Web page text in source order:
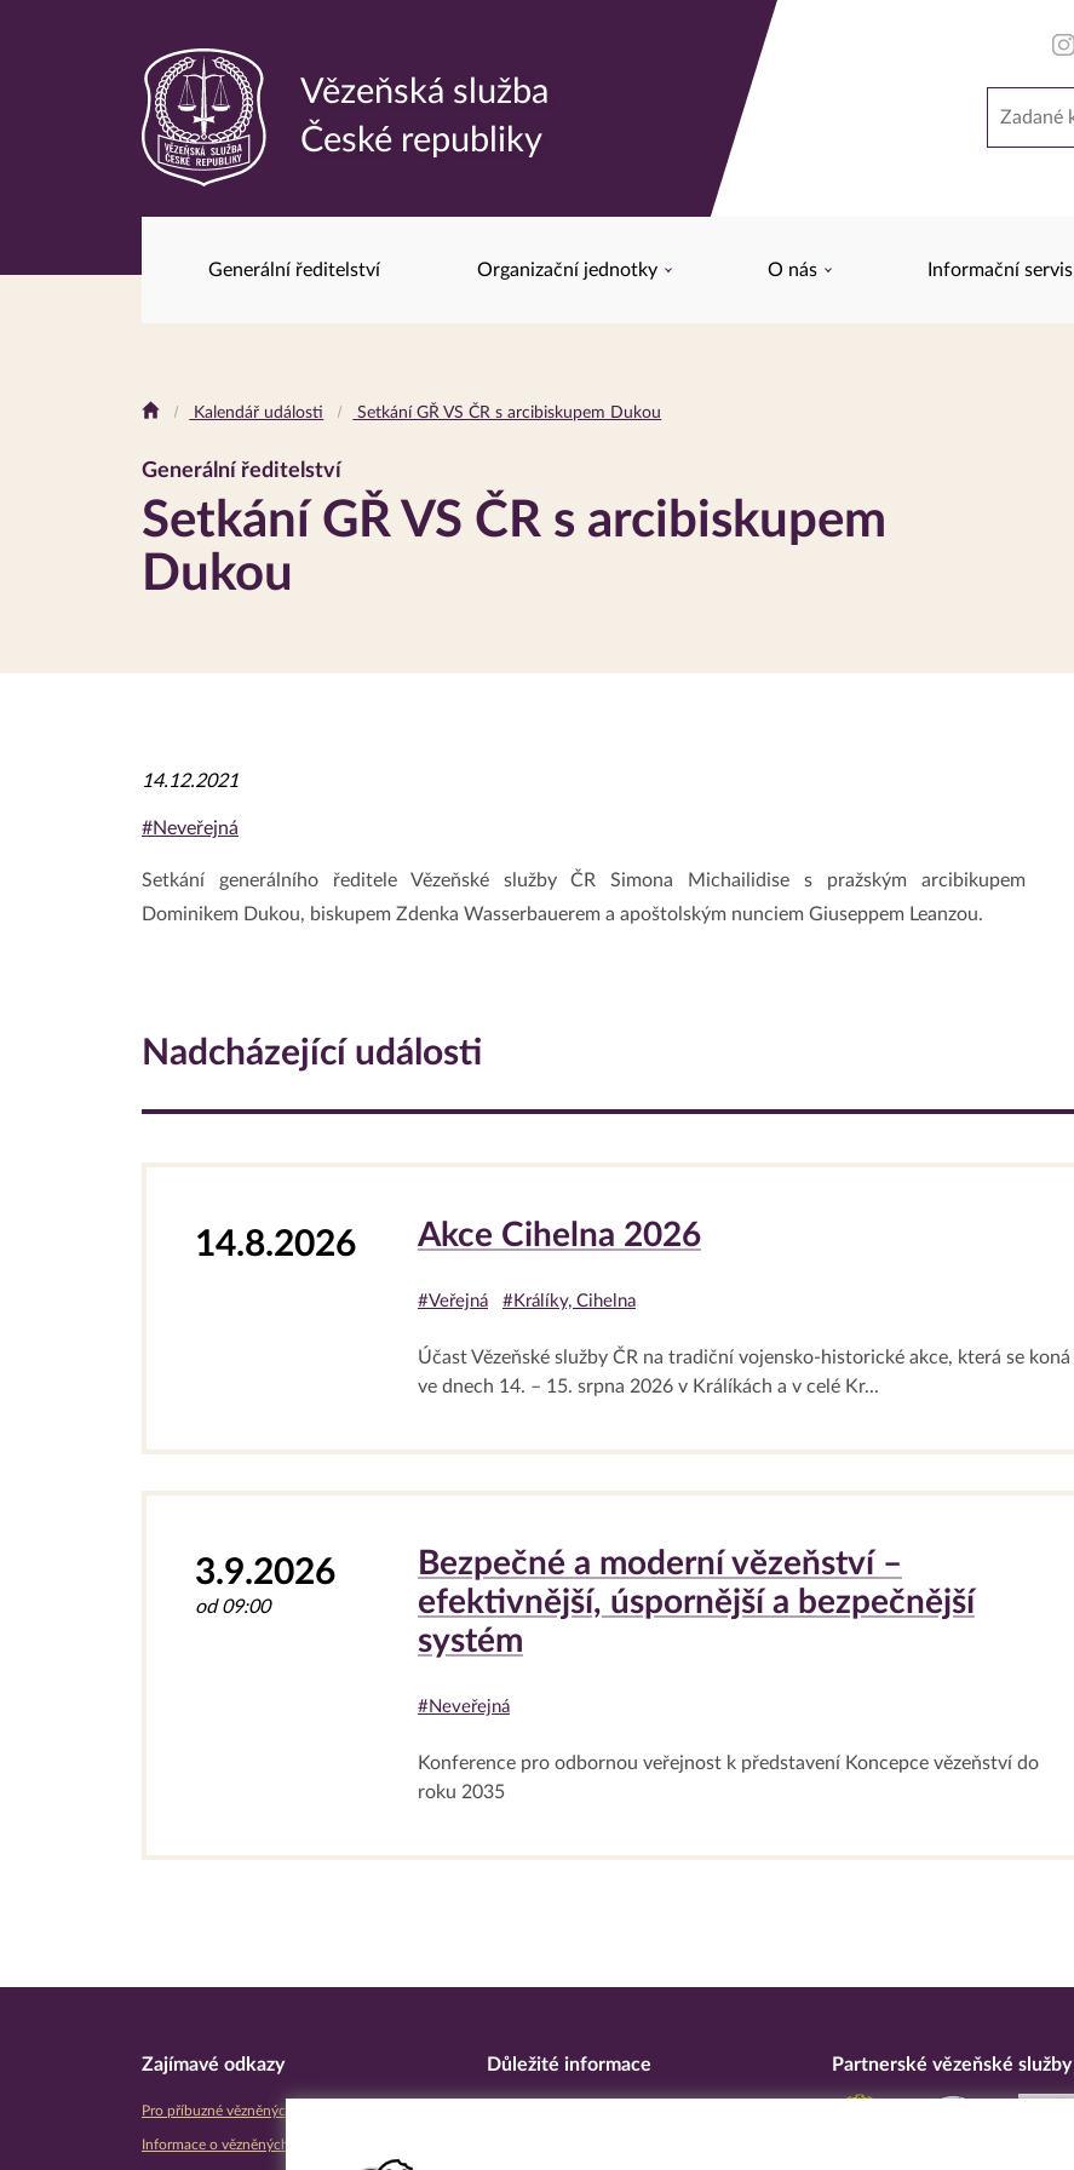
Odkaz
na
Vězeňská služba
České republiky
Generální ředitelství Organizační jednotky O nás Informační servis
Drobečková
Kalendář události Setkání GŘ VS ČR s arcibiskupem Dukou
Generální ředitelství
Setkání GŘ VS ČR s arcibiskupem
Dukou
14.12.2021
#Neveřejná
Setkání generálního ředitele Vězeňské služby ČR Simona Michailidise s pražským arcibikupem
Dominikem Dukou, biskupem Zdenka Wasserbauerem a apoštolským nunciem Giuseppem Leanzou.
Nadcházející události
14.8.2026 Akce Cihelna 2026
#Veřejná #Králíky, Cihelna
Účast Vězeňské služby ČR na tradiční vojensko-historické akce, která se koná
ve dnech 14. – 15. srpna 2026 v Králíkách a v celé Kr...
3.9.2026
od 09:00
Bezpečné a moderní vězeňství –
efektivnější, úspornější a bezpečnější
systém
#Neveřejná
Konference pro odbornou veřejnost k představení Koncepce vězeňství do
roku 2035
Zajímavé odkazy
Pro příbuzné vězněných osob
Informace o vězněných osobách
Důležité informace Partnerské vězeňské služby